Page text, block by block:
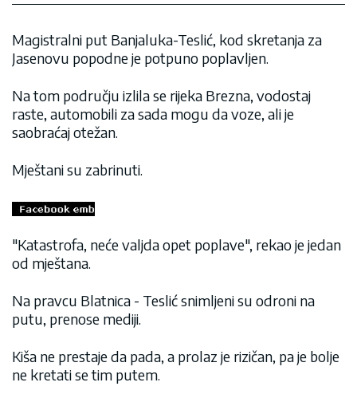
Magistralni put Banjaluka-Teslić, kod skretanja za
Jasenovu popodne je potpuno poplavljen.
Na tom području izlila se rijeka Brezna, vodostaj
raste, automobili za sada mogu da voze, ali je
saobraćaj otežan.
Mještani su zabrinuti.
"Katastrofa, neće valjda opet poplave", rekao je jedan
od mještana.
Na pravcu Blatnica - Teslić snimljeni su odroni na
putu, prenose mediji.
Kiša ne prestaje da pada, a prolaz je rizičan, pa je bolje
ne kretati se tim putem.